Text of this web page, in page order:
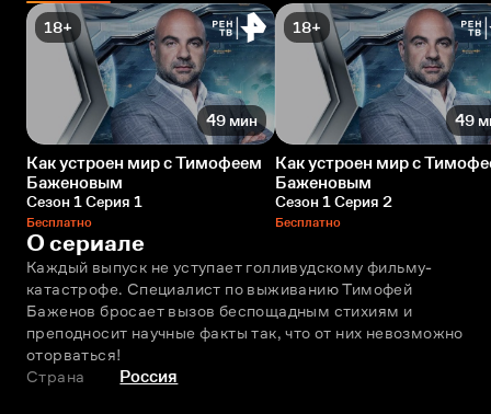
18+
49 мин
Как устроен мир с Тимофеем
Баженовым
Сезон 1 Серия 1
Бесплатно
18+
49
Как устроен мир с
Баженовым
Сезон 1 Серия 2
Бесплатно
О сериале
Каждый выпуск не уступает голливудскому фильму-
катастрофе. Специалист по выживанию Тимофей
Баженов бросает вызов беспощадным стихиям и
преподносит научные факты так, что от них невозможно
оторваться!
Страна
Россия